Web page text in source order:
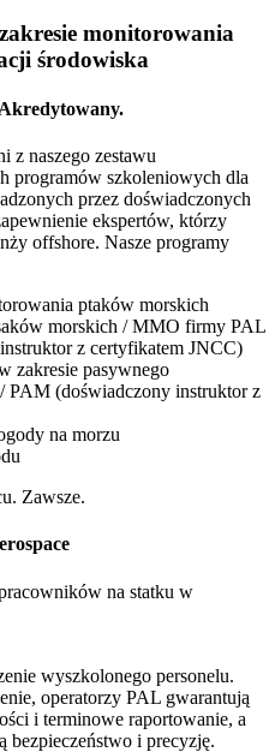
monitorowania
środowiska
z naszego zestawu
programów szkoleniowych dla
przez doświadczonych
ekspertów, którzy
offshore. Nasze programy
ptaków morskich
morskich / MMO firmy PAL
z certyfikatem JNCC)
zakresie pasywnego
PAM (doświadczony instruktor z
na morzu
Zawsze.
wyszkolonego personelu.
operatorzy PAL gwarantują
i terminowe raportowanie, a
bezpieczeństwo i precyzję.